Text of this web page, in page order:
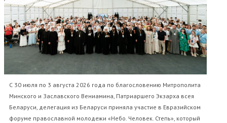
С 30 июля по 3 августа 2026 года по благословению Митрополита
Минского и Заславского Вениамина, Патриаршего Экзарха всея
Беларуси, делегация из Беларуси приняла участие в Евразийском
форуме православной молодежи «Небо. Человек. Степь», который